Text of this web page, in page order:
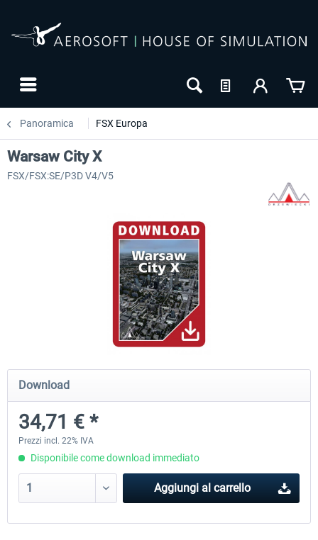
Panoramica FSX Europa
Mega Airport Frankfurt V2.0
30,71 € *
Mega Airport Berlin
Warsaw City X
FSX/FSX:SE/P3D V4/V5
Download
34,71 € *
Prezzi incl. 22% IVA
Disponibile come download immediato
Aggiungi al carrello